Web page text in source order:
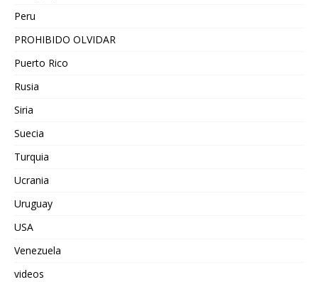
Peru
PROHIBIDO OLVIDAR
Puerto Rico
Rusia
Siria
Suecia
Turquia
Ucrania
Uruguay
USA
Venezuela
videos